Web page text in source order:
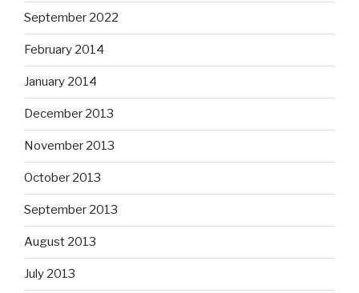
September 2022
February 2014
January 2014
December 2013
November 2013
October 2013
September 2013
August 2013
July 2013